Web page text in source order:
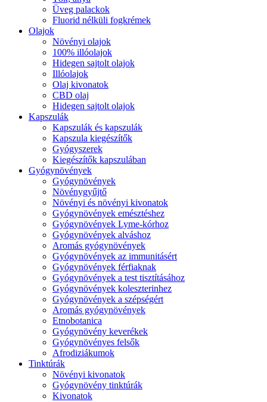
Üveg palackok
Fluorid nélküli fogkrémek
Olajok
Növényi olajok
100% illóolajok
Hidegen sajtolt olajok
Illóolajok
Olaj kivonatok
CBD olaj
Hidegen sajtolt olajok
Kapszulák
Kapszulák és kapszulák
Kapszula kiegészítők
Gyógyszerek
Kiegészítők kapszulában
Gyógynövények
Gyógynövények
Növénygyűjtő
Növényi és növényi kivonatok
Gyógynövények emésztéshez
Gyógynövények Lyme-kórhoz
Gyógynövények alváshoz
Aromás gyógynövények
Gyógynövények az immunitásért
Gyógynövények férfiaknak
Gyógynövények a test tisztításához
Gyógynövények koleszterinhez
Gyógynövények a szépségért
Aromás gyógynövények
Etnobotanica
Gyógynövény keverékek
Gyógynövényes felsők
Afrodiziákumok
Tinktúrák
Növényi kivonatok
Gyógynövény tinktúrák
Kivonatok